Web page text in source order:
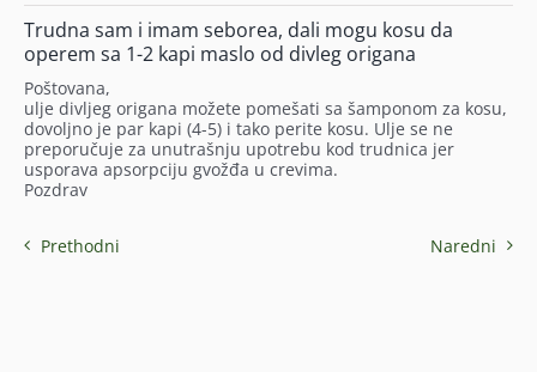
Trudna sam i imam seborea, dali mogu kosu da
operem sa 1-2 kapi maslo od divleg origana
Poštovana,
ulje divljeg origana možete pomešati sa šamponom za kosu,
dovoljno je par kapi (4-5) i tako perite kosu. Ulje se ne
preporučuje za unutrašnju upotrebu kod trudnica jer
usporava apsorpciju gvožđa u crevima.
Pozdrav
Prethodni Naredni